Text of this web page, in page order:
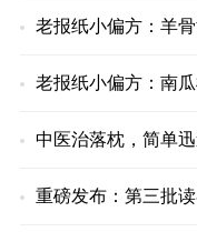
老报纸小偏方：羊
老报纸小偏方：南
中医治落枕，简单迅
重磅发布：第三批读者